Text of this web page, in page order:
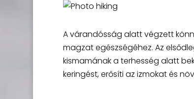
A várandósság alatt végzett
magzat egészségéhez. Az
kismamának a terhesség alatt
keringést, erősíti az izmokat és